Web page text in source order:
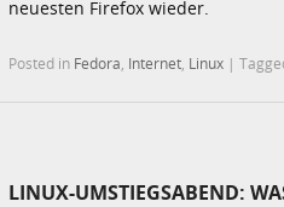
neuesten Firefox wieder.
Posted in Fedora Internet Linux |
LINUX-UMSTIEGSABEND: